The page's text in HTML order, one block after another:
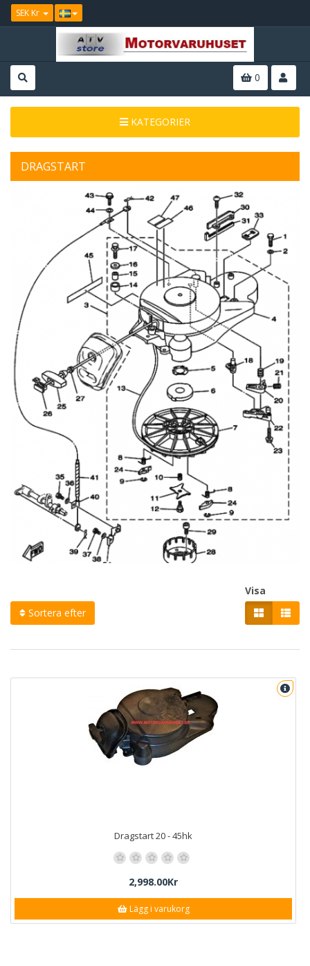
SEK Kr
0
KATEGORIER
DRAGSTART
Sortera efter
Visa
Dragstart 20 - 45hk
2,998.00Kr
Lägg i varukorg